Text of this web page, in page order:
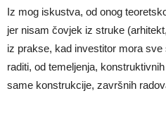
Iz mog iskustva, od onog
jer nisam čovjek iz struke
iz prakse, kad investitor mora
raditi, od temeljenja,
same konstrukcije, završnih